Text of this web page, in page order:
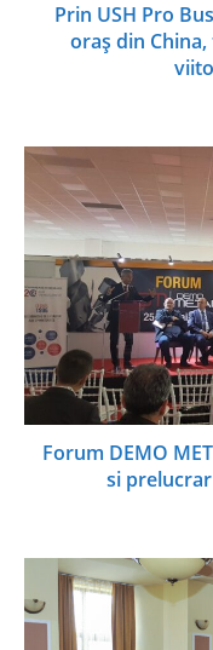
Prin USH Pro
oraş din
Forum DEMO
si